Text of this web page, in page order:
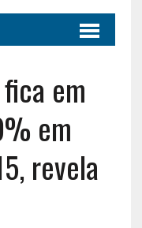
em
em
revela